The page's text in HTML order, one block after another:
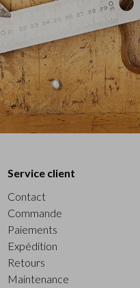
Service client
Contact
Commande
Paiements
Expédition
Retours
Maintenance